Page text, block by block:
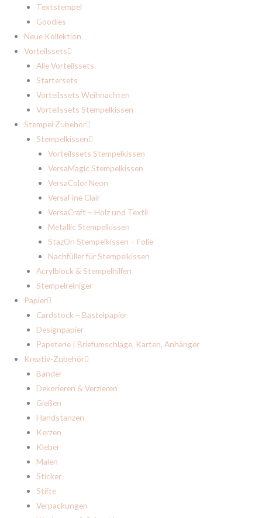
Textstempel
Goodies
Neue Kollektion
Vorteilssets
Alle Vorteilssets
Startersets
Vorteilssets Weihnachten
Vorteilssets Stempelkissen
Stempel Zubehör
Stempelkissen
Vorteilssets Stempelkissen
VersaMagic Stempelkissen
VersaColor Neon
VersaFine Clair
VersaCraft – Holz und Textil
Metallic Stempelkissen
StazOn Stempelkissen – Folie
Nachfüller für Stempelkissen
Acrylblock & Stempelhilfen
Stempelreiniger
Papier
Cardstock – Bastelpapier
Designpapier
Papeterie | Briefumschläge, Karten, Anhänger
Kreativ-Zubehör
Bänder
Dekorieren & Verzieren
Gießen
Handstanzen
Kerzen
Kleber
Malen
Sticker
Stifte
Verpackungen